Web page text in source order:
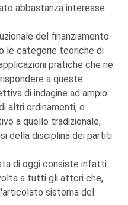
abbastanza interesse
del finanziamento
le categorie teoriche di
pratiche che ne
a queste
di indagine ad ampio
altri ordinamenti, e
a quello tradizionale,
della disciplina dei partiti
di oggi consiste infatti
a tutti gli attori che,
sistema del